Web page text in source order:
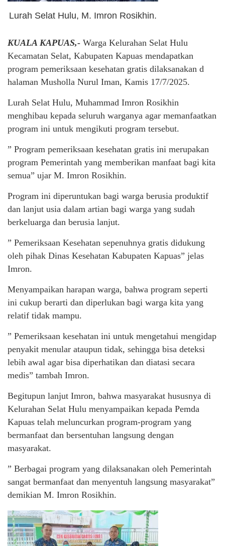
Lurah Selat Hulu, M. Imron Rosikhin.
KUALA KAPUAS,- Warga Kelurahan Selat Hulu
Kecamatan Selat, Kabupaten Kapuas mendapatkan
program pemeriksaan kesehatan gratis dilaksanakan d
halaman Musholla Nurul Iman, Kamis 17/7/2025.
Lurah Selat Hulu, Muhammad Imron Rosikhin
menghibau kepada seluruh warganya agar memanfaatkan
program ini untuk mengikuti program tersebut.
” Program pemeriksaan kesehatan gratis ini merupakan
program Pemerintah yang memberikan manfaat bagi kita
semua” ujar M. Imron Rosikhin.
Program ini diperuntukan bagi warga berusia produktif
dan lanjut usia dalam artian bagi warga yang sudah
berkeluarga dan berusia lanjut.
” Pemeriksaan Kesehatan sepenuhnya gratis didukung
oleh pihak Dinas Kesehatan Kabupaten Kapuas” jelas
Imron.
Menyampaikan harapan warga, bahwa program seperti
ini cukup berarti dan diperlukan bagi warga kita yang
relatif tidak mampu.
” Pemeriksaan kesehatan ini untuk mengetahui mengidap
penyakit menular ataupun tidak, sehingga bisa deteksi
lebih awal agar bisa diperhatikan dan diatasi secara
medis” tambah Imron.
Begitupun lanjut Imron, bahwa masyarakat hususnya di
Kelurahan Selat Hulu menyampaikan kepada Pemda
Kapuas telah meluncurkan program-program yang
bermanfaat dan bersentuhan langsung dengan
masyarakat.
” Berbagai program yang dilaksanakan oleh Pemerintah
sangat bermanfaat dan menyentuh langsung masyarakat”
demikian M. Imron Rosikhin.